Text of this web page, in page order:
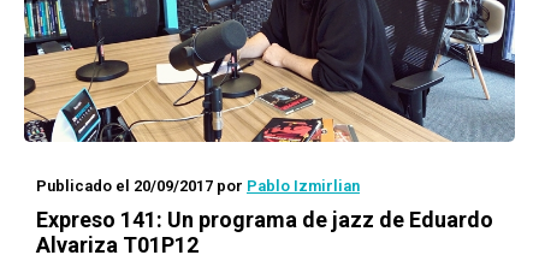
Publicado el 20/09/2017 por Pablo Izmirlian
Expreso 141: Un programa de jazz de Eduardo
Alvariza T01P12